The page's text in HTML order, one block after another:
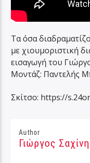
Τα όσα
με χιουμοριστική
εισαγωγή του
Μοντάζ: Παντελής
Σκίτσο: https://
Author
Γιώργος